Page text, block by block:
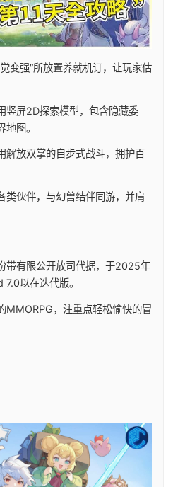
变强”所放置养就机订，让玩家估
竖屏2D探索模型，包含隐藏委
图。
解放双掌的自步式战斗，拥护百
类伙伴，与幻兽结伴同游，并肩
带有限公开放司代据，于2025年
以在迭代版。
MMORPG，注重点轻松愉快的冒